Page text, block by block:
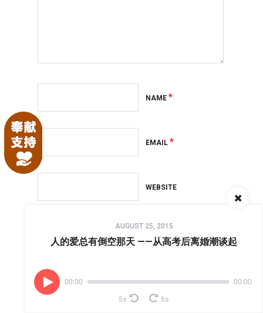
NAME *
EMAIL *
WEBSITE
Save my name, email, and website in this
browser for the next time I comment.
AUGUST 25, 2015
人的爱总有倒空那天 ——从高考后离婚潮谈起
00:00 00:00
5s 5s